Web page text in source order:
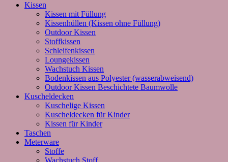
Kissen
Kissen mit Füllung
Kissenhüllen (Kissen ohne Füllung)
Outdoor Kissen
Stoffkissen
Schleifenkissen
Loungekissen
Wachstuch Kissen
Bodenkissen aus Polyester (wasserabweisend)
Outdoor Kissen Beschichtete Baumwolle
Kuscheldecken
Kuschelige Kissen
Kuscheldecken für Kinder
Kissen für Kinder
Taschen
Meterware
Stoffe